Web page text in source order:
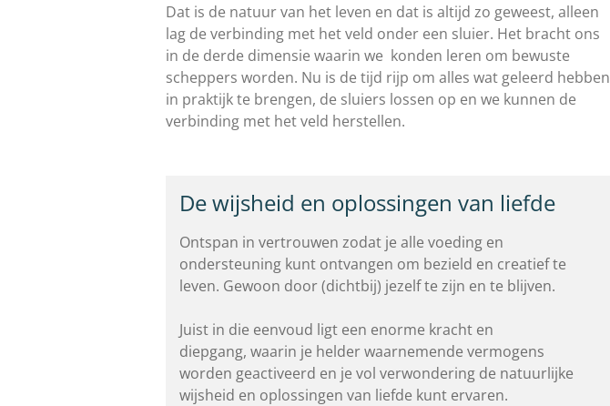
Dat is de natuur van het leven en dat is altijd zo geweest, alleen
lag de verbinding met het veld onder een sluier. Het bracht ons
in de derde dimensie waarin we konden leren om bewuste
scheppers worden. Nu is de tijd rijp om alles wat geleerd hebben
in praktijk te brengen, de sluiers lossen op en we kunnen de
verbinding met het veld herstellen.
De wijsheid en oplossingen van liefde
Ontspan in vertrouwen zodat je alle voeding en
ondersteuning kunt ontvangen om bezield en creatief te
leven. Gewoon door (dichtbij) jezelf te zijn en te blijven.
Juist in die eenvoud ligt een enorme kracht en
diepgang, waarin je helder waarnemende vermogens
worden geactiveerd en je vol verwondering de natuurlijke
wijsheid en oplossingen van liefde kunt ervaren.